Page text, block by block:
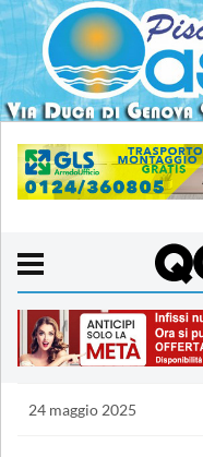
24 maggio 2025